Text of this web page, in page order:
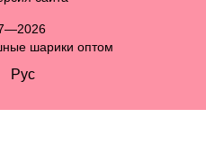
шарики оптом
Рус